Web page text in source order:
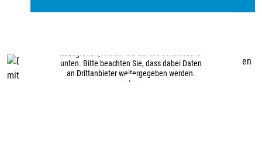
Noch freie Studienplätze
unten. Bitte beachten Sie, dass dabei Daten
an Drittanbieter weitergegeben werden.